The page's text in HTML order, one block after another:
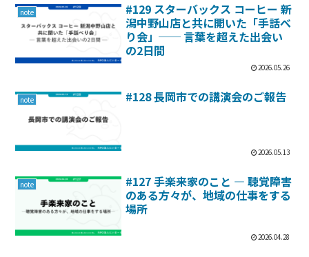
note
#129 スターバックス コーヒー 新
潟中野山店と共に開いた「手話べ
り会」── 言葉を超えた出会い
の2日間
2026.05.26
note #128 長岡市での講演会のご報告
2026.05.13
note
#127 手楽来家のこと ― 聴覚障害
のある方々が、地域の仕事をする
場所
2026.04.28